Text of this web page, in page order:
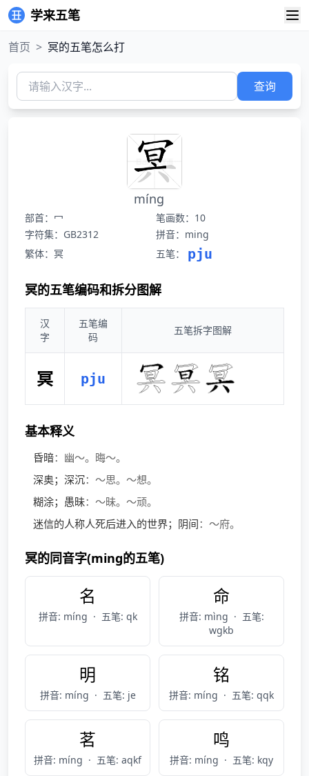
学来五笔
首页 > 冥的五笔怎么打
查询
míng
部首：冖
笔画数：10
字符集：GB2312
拼音：ming
繁体：冥
五笔： pju
冥的五笔编码和拆分图解
汉
字
五笔编
码
五笔拆字图解
冥 pju
基本释义
昏暗：幽～。晦～。
深奥；深沉：～思。～想。
糊涂；愚昧：～昧。～顽。
迷信的人称人死后进入的世界；阴间：～府。
冥的同音字(ming的五笔)
名
拼音: míng · 五笔: qk
命
拼音: mìng · 五笔:
wgkb
明
拼音: míng · 五笔: je
铭
拼音: míng · 五笔: qqk
茗
拼音: míng · 五笔: aqkf
鸣
拼音: míng · 五笔: kqy